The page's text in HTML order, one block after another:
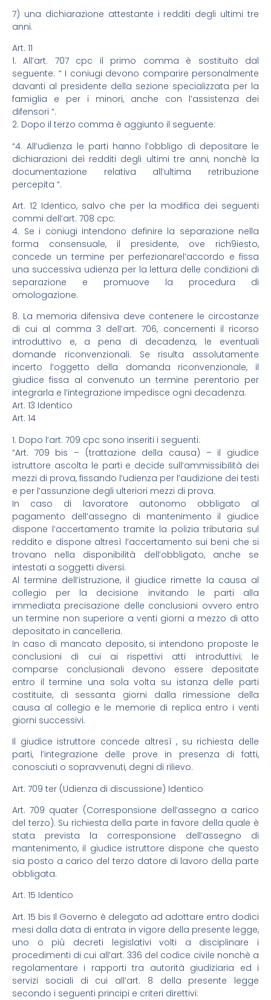
7) una dichiarazione attestante i redditi degli ultimi tre
anni.
Art. 11
1. All’art. 707 cpc il primo comma è sostituito dal
seguente: “ I coniugi devono comparire personalmente
davanti al presidente della sezione specializzata per la
famiglia e per i minori, anche con l’assistenza dei
difensori “.
2. Dopo il terzo comma è aggiunto il seguente:
“4. All’udienza le parti hanno l’obbligo di depositare le
dichiarazioni dei redditi degli ultimi tre anni, nonchè la
documentazione relativa all’ultima retribuzione
percepita “.
Art. 12 Identico, salvo che per la modifica dei seguenti
commi dell’art. 708 cpc:
4. Se i coniugi intendono definire la separazione nella
forma consensuale, il presidente, ove rich9iesto,
concede un termine per perfezionarel’accordo e fissa
una successiva udienza per la lettura delle condizioni di
separazione e promuove la procedura di
omologazione.
8. La memoria difensiva deve contenere le circostanze
di cui al comma 3 dell’art. 706, concernenti il ricorso
introduttivo e, a pena di decadenza, le eventuali
domande riconvenzionali. Se risulta assolutamente
incerto l’oggetto della domanda riconvenzionale, il
giudice fissa al convenuto un termine perentorio per
integrarla e l’integrazione impedisce ogni decadenza.
Art. 13 Identico
Art. 14
1. Dopo l’art. 709 cpc sono inseriti i seguenti:
“Art. 709 bis – (trattazione della causa) – il giudice
istruttore ascolta le parti e decide sull’ammissibilità dei
mezzi di prova, fissando l’udienza per l’audizione dei testi
e per l’assunzione degli ulteriori mezzi di prova.
In caso di lavoratore autonomo obbligato al
pagamento dell’assegno di mantenimento il giudice
dispone l’accertamento tramite la polizia tributaria sul
reddito e dispone altresì l’accertamento sui beni che si
trovano nella disponibilità dell’obbligato, anche se
intestati a soggetti diversi.
Al termine dell’istruzione, il giudice rimette la causa al
collegio per la decisione invitando le parti alla
immediata precisazione delle conclusioni ovvero entro
un termine non superiore a venti giorni a mezzo di atto
depositato in cancelleria.
In caso di mancato deposito, si intendono proposte le
conclusioni di cui ai rispettivi atti introduttivi; le
comparse conclusionali devono essere depositate
entro il termine una sola volta su istanza delle parti
costituite, di sessanta giorni dalla rimessione della
causa al collegio e le memorie di replica entro i venti
giorni successivi.
Il giudice istruttore concede altresì , su richiesta delle
parti, l’integrazione delle prove in presenza di fatti,
conosciuti o sopravvenuti, degni di rilievo.
Art. 709 ter (Udienza di discussione) Identico
Art. 709 quater (Corresponsione dell’assegno a carico
del terzo). Su richiesta della parte in favore della quale è
stata prevista la corresponsione dell’assegno di
mantenimento, il giudice istruttore dispone che questo
sia posto a carico del terzo datore di lavoro della parte
obbligata.
Art. 15 Identico
Art. 15 bis Il Governo è delegato ad adottare entro dodici
mesi dalla data di entrata in vigore della presente legge,
uno o più decreti legislativi volti a disciplinare i
procedimenti di cui all’art. 336 del codice civile nonchè a
regolamentare i rapporti tra autorità giudiziaria ed i
servizi sociali di cui all’art. 8 della presente legge
secondo i seguenti principi e criteri direttivi: